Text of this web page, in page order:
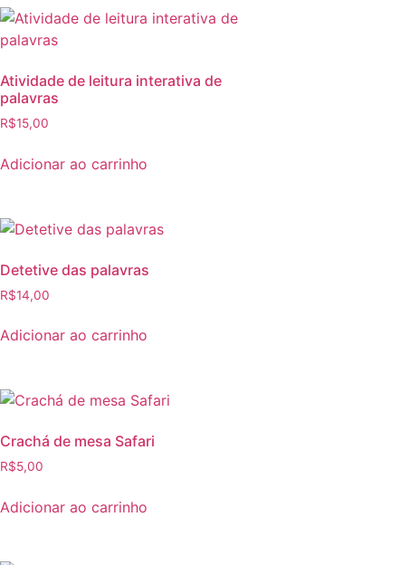
Atividade de leitura interativa de
palavras
R$15,00
Adicionar ao carrinho
Detetive das palavras
R$14,00
Adicionar ao carrinho
Crachá de mesa Safari
R$5,00
Adicionar ao carrinho